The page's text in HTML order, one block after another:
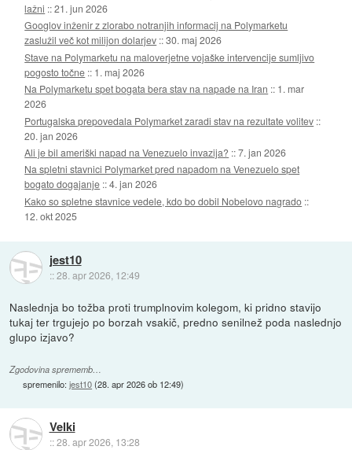
lažni ::21. jun 2026
Googlov inženir z zlorabo notranjih informacij na Polymarketu
zaslužil več kot milijon dolarjev ::30. maj 2026
Stave na Polymarketu na maloverjetne vojaške intervencije sumljivo
pogosto točne :: 1. maj 2026
Na Polymarketu spet bogata bera stav na napade na Iran :: 1. mar
2026
Portugalska prepovedala Polymarket zaradi stav na rezultate volitev ::
20. jan 2026
Ali je bil ameriški napad na Venezuelo invazija? ::7. jan 2026
Na spletni stavnici Polymarket pred napadom na Venezuelo spet
bogato dogajanje ::4. jan 2026
Kako so spletne stavnice vedele, kdo bo dobil Nobelovo nagrado ::
12. okt 2025
jest10
::28. apr 2026, 12:49
Naslednja bo tožba proti trumplnovim kolegom, ki pridno stavijo
tukaj ter trgujejo po borzah vsakič, predno senilnež poda naslednjo
glupo izjavo?
Zgodovina sprememb…
spremenilo:jest10(28. apr 2026 ob 12:49)
Velki
::28. apr 2026, 13:28